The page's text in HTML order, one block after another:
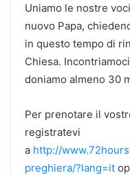
Uniamo le nostre
nuovo Papa,
in questo tempo di
Chiesa.
doniamo almeno 30
Per prenotare il
registratevi
a http://
preghiera/?lang=it